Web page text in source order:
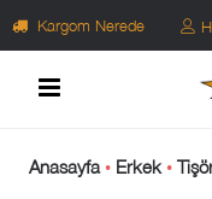
Kargom Nerede
Anasayfa Erkek